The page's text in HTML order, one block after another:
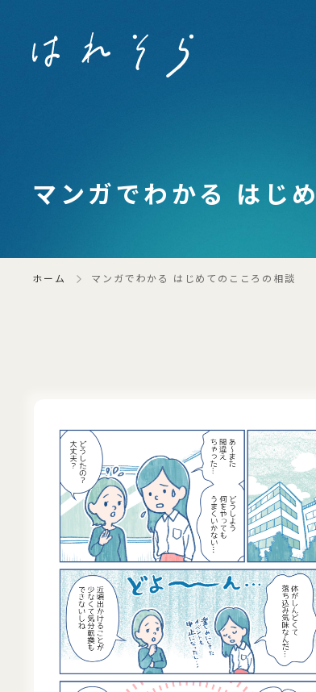
マンガでわかる はじ
ホーム マンガでわかる はじめてのこころの相談